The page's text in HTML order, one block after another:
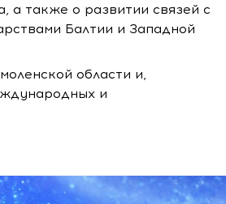
а также о развитии связей с
Балтии и Западной
области и,
и